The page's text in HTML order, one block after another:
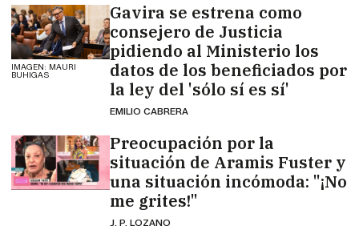
IMAGEN: MAURI
BUHIGAS
Gavira se estrena como
consejero de Justicia
pidiendo al Ministerio los
datos de los beneficiados por
la ley del 'sólo sí es sí'
EMILIO CABRERA
Preocupación por la
situación de Aramis Fuster y
una situación incómoda: "¡No
me grites!"
J. P. LOZANO